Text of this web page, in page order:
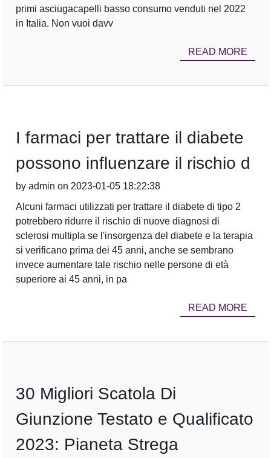
primi asciugacapelli basso consumo venduti nel 2022
in Italia. Non vuoi davv
READ MORE
I farmaci per trattare il diabete
possono influenzare il rischio d
by admin on 2023-01-05 18:22:38
Alcuni farmaci utilizzati per trattare il diabete di tipo 2
potrebbero ridurre il rischio di nuove diagnosi di
sclerosi multipla se l'insorgenza del diabete e la terapia
si verificano prima dei 45 anni, anche se sembrano
invece aumentare tale rischio nelle persone di età
superiore ai 45 anni, in pa
READ MORE
30 Migliori Scatola Di
Giunzione Testato e Qualificato
2023: Pianeta Strega